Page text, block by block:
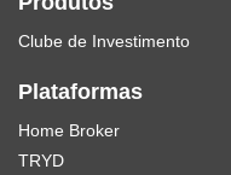
Clube de Investimento
Plataformas
Home Broker
TRYD